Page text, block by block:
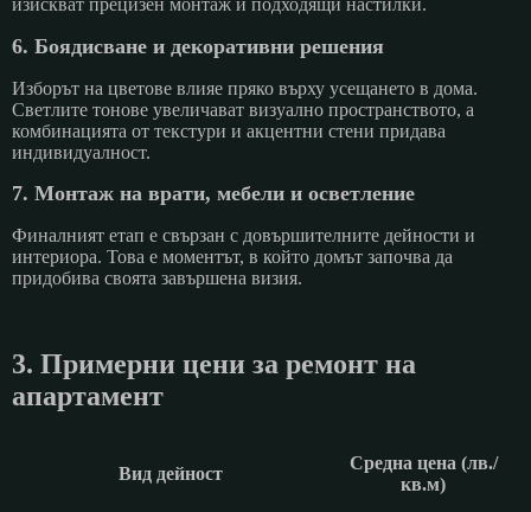
6. Боядисване и декоративни решения
Изборът на цветове влияе пряко върху усещането в дома.
Светлите тонове увеличават визуално пространството, а
комбинацията от текстури и акцентни стени придава
индивидуалност.
7. Монтаж на врати, мебели и осветление
Финалният етап е свързан с довършителните дейности и
интериора. Това е моментът, в който домът започва да
придобива своята завършена визия.
3. Примерни цени за ремонт на
апартамент
Вид дейност
Средна цена (лв./
кв.м)